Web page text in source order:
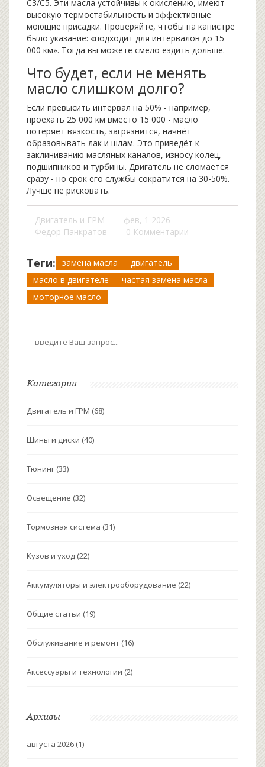
C3/C5. Эти масла устойчивы к окислению, имеют
высокую термостабильность и эффективные
моющие присадки. Проверяйте, чтобы на канистре
было указание: «подходит для интервалов до 15
000 км». Тогда вы можете смело ездить дольше.
Что будет, если не менять
масло слишком долго?
Если превысить интервал на 50% - например,
проехать 25 000 км вместо 15 000 - масло
потеряет вязкость, загрязнится, начнёт
образовывать лак и шлам. Это приведёт к
заклиниванию масляных каналов, износу колец,
подшипников и турбины. Двигатель не сломается
сразу - но срок его службы сократится на 30-50%.
Лучше не рисковать.
Двигатель и ГРМ
фев, 1 2026
Федор Панкратов
0 Комментарии
Теги: замена масла
двигатель
масло в двигателе
частая замена масла
моторное масло
Категории
Двигатель и ГРМ (68)
Шины и диски (40)
Тюнинг (33)
Освещение (32)
Тормозная система (31)
Кузов и уход (22)
Аккумуляторы и электрооборудование (22)
Общие статьи (19)
Обслуживание и ремонт (16)
Аксессуары и технологии (2)
Архивы
августа 2026 (1)